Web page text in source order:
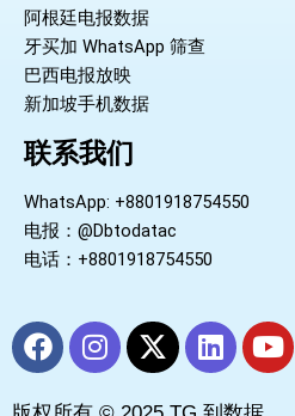
阿根廷电报数据
牙买加 WhatsApp 筛查
巴西电报放映
新加坡手机数据
联系我们
WhatsApp: +8801918754550
电报：@Dbtodatac
电话：+8801918754550
F
a
I
n
X
-
L
i
Y
o